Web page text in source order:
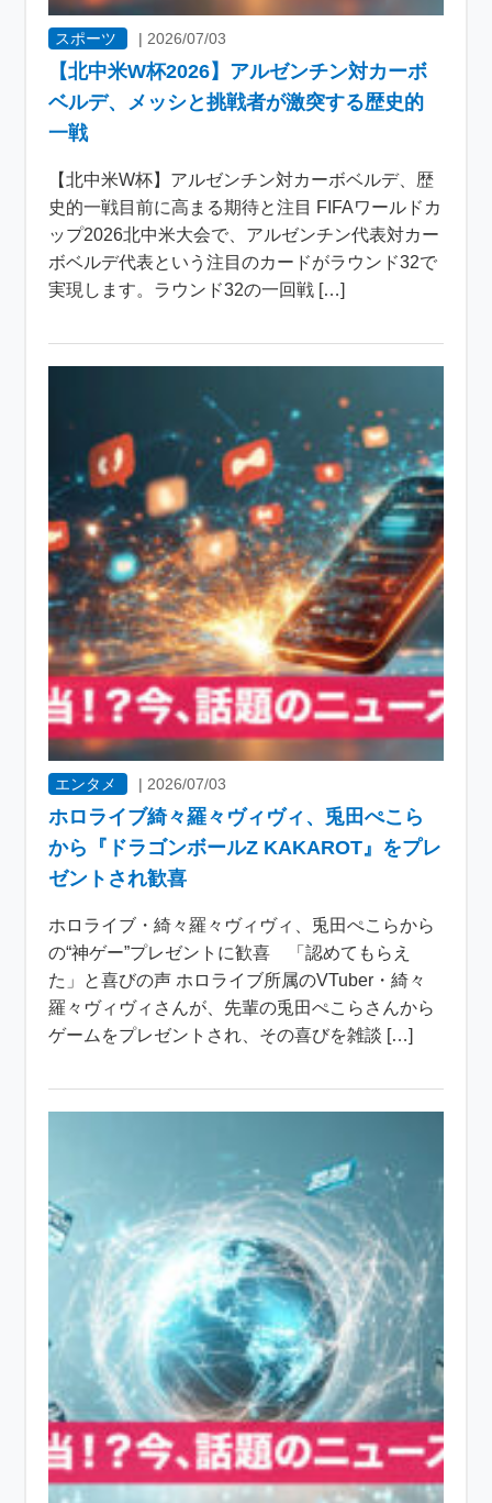
スポーツ | 2026/07/03
【北中米W杯2026】アルゼンチン対カーボ
ベルデ、メッシと挑戦者が激突する歴史的
一戦
【北中米W杯】アルゼンチン対カーボベルデ、歴
史的一戦目前に高まる期待と注目 FIFAワールドカ
ップ2026北中米大会で、アルゼンチン代表対カー
ボベルデ代表という注目のカードがラウンド32で
実現します。ラウンド32の一回戦 […]
エンタメ | 2026/07/03
ホロライブ綺々羅々ヴィヴィ、兎田ぺこら
から『ドラゴンボールZ KAKAROT』をプレ
ゼントされ歓喜
ホロライブ・綺々羅々ヴィヴィ、兎田ぺこらから
の“神ゲー”プレゼントに歓喜 「認めてもらえ
た」と喜びの声 ホロライブ所属のVTuber・綺々
羅々ヴィヴィさんが、先輩の兎田ぺこらさんから
ゲームをプレゼントされ、その喜びを雑談 […]